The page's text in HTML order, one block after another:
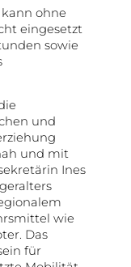
ohne
eingesetzt
sowie
und
und mit
Ines
wie
Das
für